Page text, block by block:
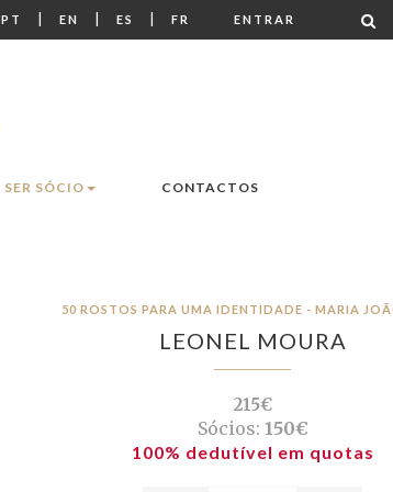
PT | EN | ES | FR ENTRAR
SER SÓCIO CONTACTOS
50 ROSTOS PARA UMA IDENTIDADE - MARIA
LEONEL MOURA
215€
Sócios: 150€
100% dedutível em quotas